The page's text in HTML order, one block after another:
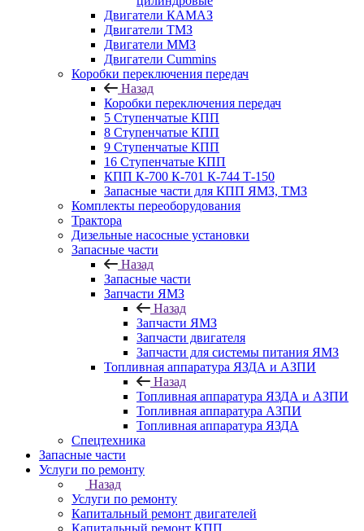
Двигатели КАМАЗ
Двигатели ТМЗ
Двигатели ММЗ
Двигатели Cummins
Коробки переключения передач
Назад
Коробки переключения передач
5 Ступенчатые КПП
8 Ступенчатые КПП
9 Ступенчатые КПП
16 Ступенчатые КПП
КПП К-700 К-701 К-744 Т-150
Запасные части для КПП ЯМЗ, ТМЗ
Комплекты переоборудования
Трактора
Дизельные насосные установки
Запасные части
Назад
Запасные части
Запчасти ЯМЗ
Назад
Запчасти ЯМЗ
Запчасти двигателя
Запчасти для системы питания ЯМЗ
Топливная аппаратура ЯЗДА и АЗПИ
Назад
Топливная аппаратура ЯЗДА и АЗПИ
Топливная аппаратура АЗПИ
Топливная аппаратура ЯЗДА
Спецтехника
Запасные части
Услуги по ремонту
Назад
Услуги по ремонту
Капитальный ремонт двигателей
Капитальный ремонт КПП